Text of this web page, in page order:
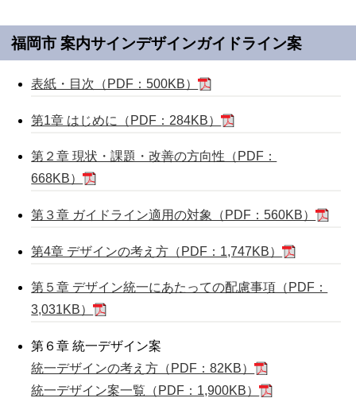
福岡市 案内サインデザインガイドライン案
表紙・目次（PDF：500KB）
第1章 はじめに（PDF：284KB）
第２章 現状・課題・改善の方向性（PDF：
668KB）
第３章 ガイドライン適用の対象（PDF：560KB）
第4章 デザインの考え方（PDF：1,747KB）
第５章 デザイン統一にあたっての配慮事項（PDF：
3,031KB）
第６章 統一デザイン案
統一デザインの考え方（PDF：82KB）
統一デザイン案一覧（PDF：1,900KB）